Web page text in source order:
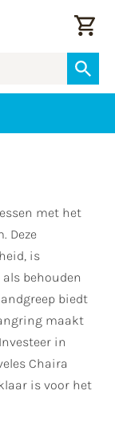
met het
Deze
is
behouden
biedt
maakt
in
Chaira
is voor het